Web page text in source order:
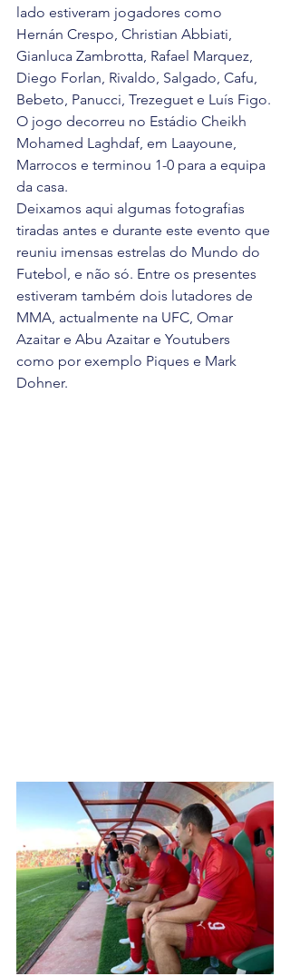
lado estiveram jogadores como
Hernán Crespo, Christian Abbiati,
Gianluca Zambrotta, Rafael Marquez,
Diego Forlan, Rivaldo, Salgado, Cafu,
Bebeto, Panucci, Trezeguet e Luís Figo.
O jogo decorreu no Estádio Cheikh
Mohamed Laghdaf, em Laayoune,
Marrocos e terminou 1-0 para a equipa
da casa.
Deixamos aqui algumas fotografias
tiradas antes e durante este evento que
reuniu imensas estrelas do Mundo do
Futebol, e não só. Entre os presentes
estiveram também dois lutadores de
MMA, actualmente na UFC, Omar
Azaitar e Abu Azaitar e Youtubers
como por exemplo Piques e Mark
Dohner.